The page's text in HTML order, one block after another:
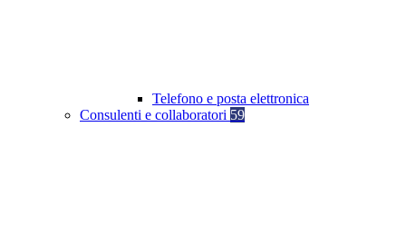
Telefono e posta elettronica
Consulenti e collaboratori 59